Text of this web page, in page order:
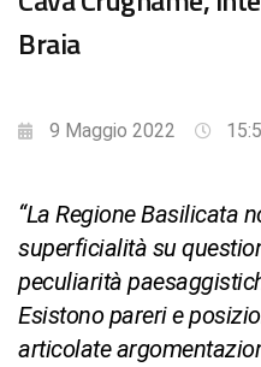
Braia
9 Maggio 2022
“La Regione Basilicata
superficialità su
peculiarità
Esistono pareri e
articolate